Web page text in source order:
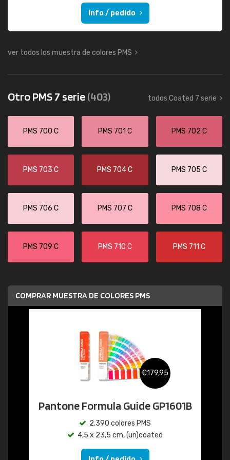
Info / pedido
ver todos los muestra de colores PMS
Otro PMS 7 serie(403) todos Coated 7 serie
PMS 700 C PMS 701 C PMS 702 C
PMS 703 C PMS 704 C PMS 705 C
PMS 706 C PMS 707 C PMS 708 C
PMS 709 C PMS 710 C PMS 711 C
COMPRAR MUESTRA DE COLORES PMS
€179,95
Pantone Formula Guide GP1601B
2.390 colores PMS
4,5 x 23,5 cm, (un)coated